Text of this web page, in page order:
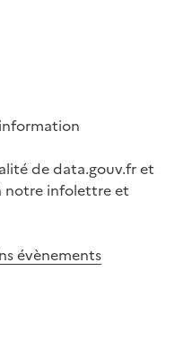
de data.gouv.fr et
notre infolettre et
évènements